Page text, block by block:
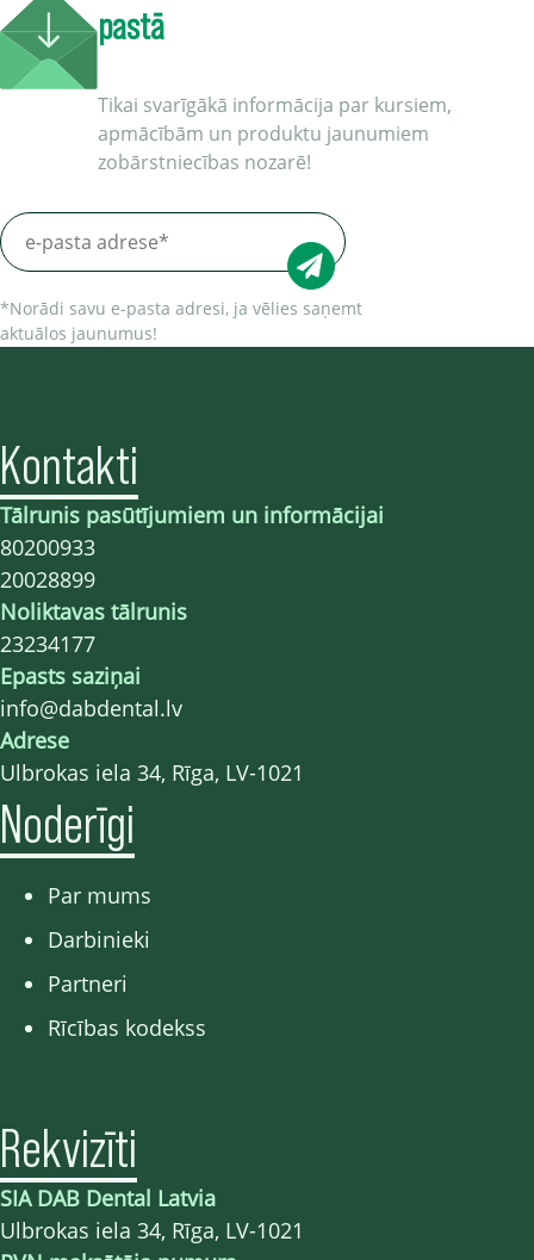
pastā
Tikai svarīgākā informācija par kursiem,
apmācībām un produktu jaunumiem
zobārstniecības nozarē!
*Norādi savu e-pasta adresi, ja vēlies saņemt
aktuālos jaunumus!
Kontakti
Tālrunis pasūtījumiem un informācijai
80200933
20028899
Noliktavas tālrunis
23234177
Epasts saziņai
info@dabdental.lv
Adrese
Ulbrokas iela 34, Rīga, LV-1021
Noderīgi
Par mums
Darbinieki
Partneri
Rīcības kodekss
Rekvizīti
SIA DAB Dental Latvia
Ulbrokas iela 34, Rīga, LV-1021